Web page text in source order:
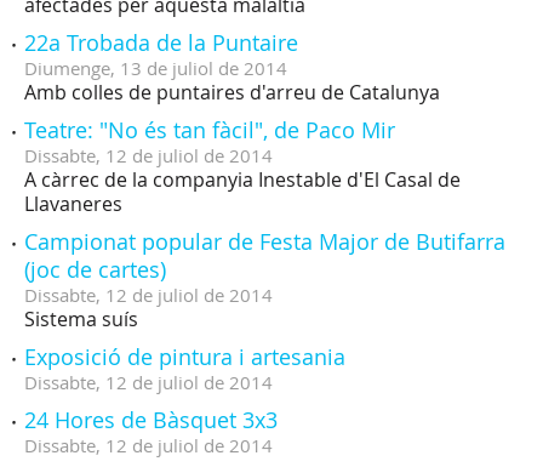
22a Trobada de la Puntaire
Diumenge, 13 de juliol de 2014
Amb colles de puntaires d'arreu de Catalunya
Teatre: "No és tan fàcil", de Paco Mir
Dissabte, 12 de juliol de 2014
A càrrec de la companyia Inestable d'El Casal de
Llavaneres
Campionat popular de Festa Major de Butifarra
(joc de cartes)
Dissabte, 12 de juliol de 2014
Sistema suís
Exposició de pintura i artesania
Dissabte, 12 de juliol de 2014
24 Hores de Bàsquet 3x3
Dissabte, 12 de juliol de 2014